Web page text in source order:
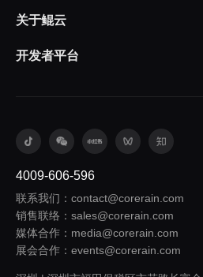
关于鲲云
开发者平台
4009-606-596
联系我们：contact@corerain.com
销售联络：sales@corerain.com
媒体合作：media@corerain.com
展会合作：events@corerain.com